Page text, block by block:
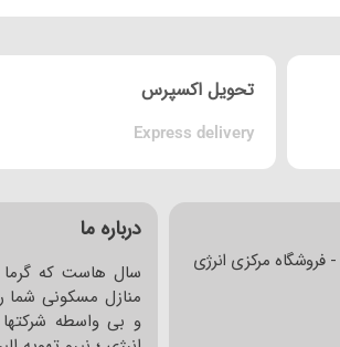
تحویل اکسپرس
Express delivery
مرکزی انرژی
درباره ما
سال هاست که
منازل مسکونی شما
و بی واسطه